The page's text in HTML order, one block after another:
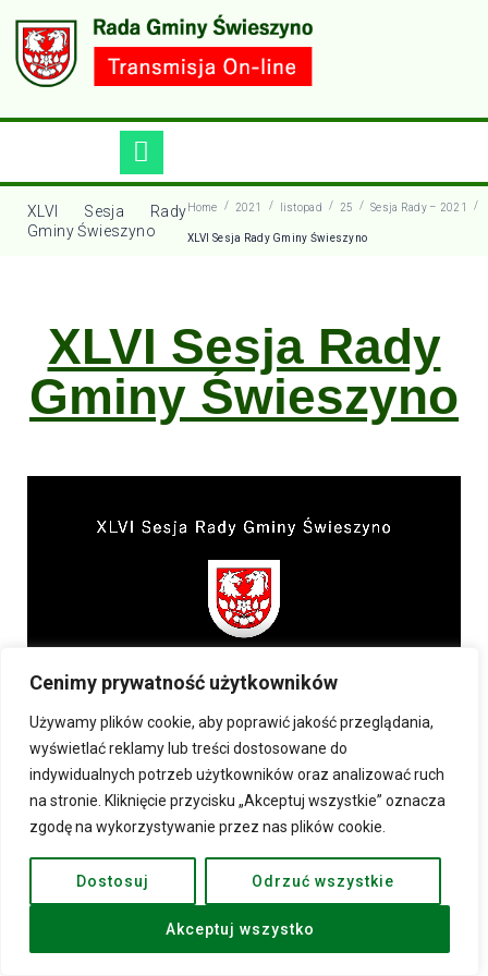
Cenimy prywatność użytkowników
Używamy plików cookie, aby poprawić jakość przeglądania,
wyświetlać reklamy lub treści dostosowane do
indywidualnych potrzeb użytkowników oraz analizować ruch
na stronie. Kliknięcie przycisku „Akceptuj wszystkie” oznacza
zgodę na wykorzystywanie przez nas plików cookie.
Dostosuj Odrzuć wszystkie
Akceptuj wszystko
XLVI Sesja Rady
Gminy Świeszyno
Home / 2021 / listopad / 25 / Sesja Rady – 2021 /
XLVI Sesja Rady Gminy Świeszyno
XLVI Sesja Rady
Gminy Świeszyno